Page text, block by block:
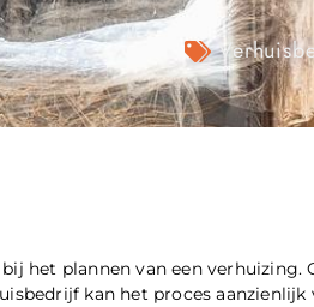
het plannen van een verhuizing.
kan het proces aanzienlijk